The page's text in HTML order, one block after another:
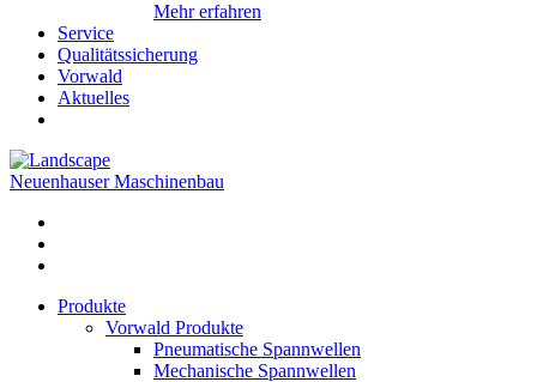
Mehr erfahren
Service
Qualitätssicherung
Vorwald
Aktuelles
Neuenhauser Maschinenbau
Produkte
Vorwald Produkte
Pneumatische Spannwellen
Mechanische Spannwellen